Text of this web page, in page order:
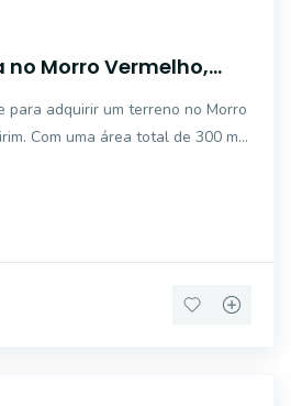
no Morro Vermelho,
para adquirir um terreno no Morro
Com uma área total de 300 m²,
alta do condomínio, tem uma